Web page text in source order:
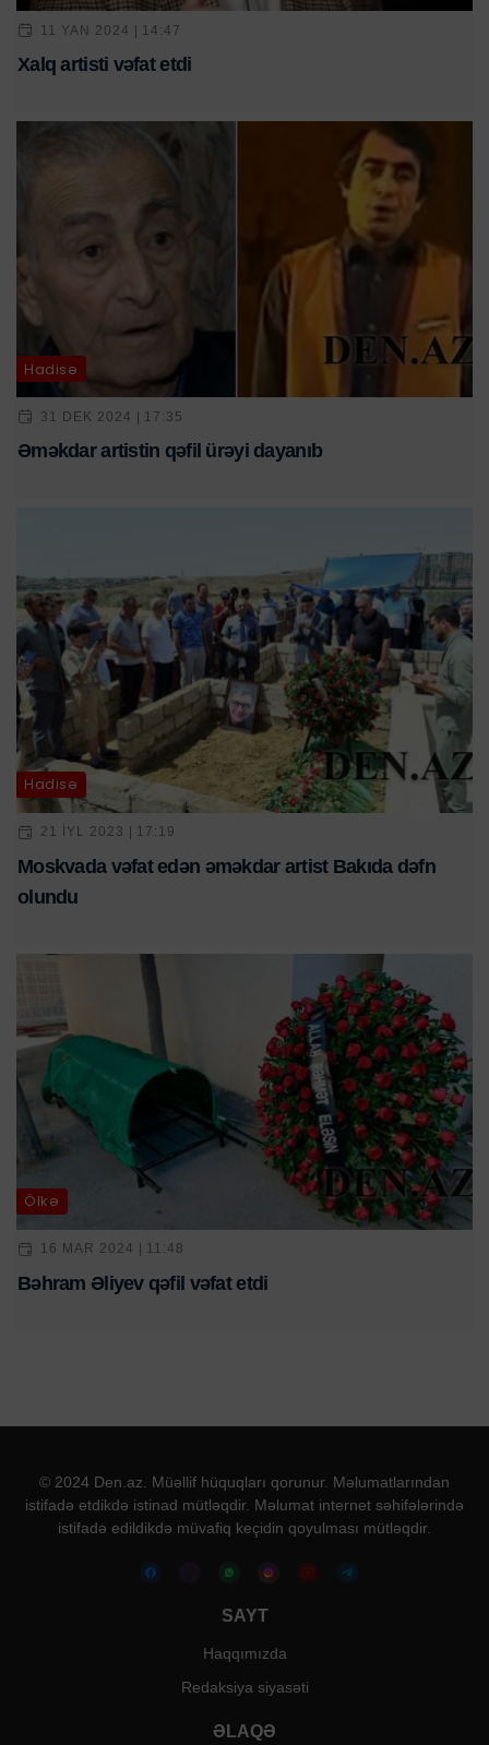
11 YAN 2024 | 14:47
Xalq artisti vəfat etdi
Hadisə
31 DEK 2024 | 17:35
Əməkdar artistin qəfil ürəyi dayanıb
Hadisə
21 IYL 2023 | 17:19
Moskvada vəfat edən əməkdar artist Bakıda dəfn
olundu
Ölkə
16 MAR 2024 | 11:48
Bəhram Əliyev qəfil vəfat etdi
© 2024 Den.az. Müəllif hüquqları qorunur. Məlumatlarından
istifadə etdikdə istinad mütləqdir. Məlumat internet səhifələrində
istifadə edildikdə müvafiq keçidin qoyulması mütləqdir.
SAYT
Haqqımızda
Redaksiya siyasəti
ƏLAQƏ